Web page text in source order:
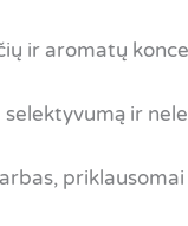
ir aromatų
ir